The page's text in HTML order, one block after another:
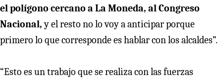
el polígono cercano a La Moneda, al Congreso
Nacional,y el resto no lo voy a anticipar porque
primero lo que corresponde es hablar con los alcaldes”.
“Esto es un trabajo que se realiza con las fuerzas